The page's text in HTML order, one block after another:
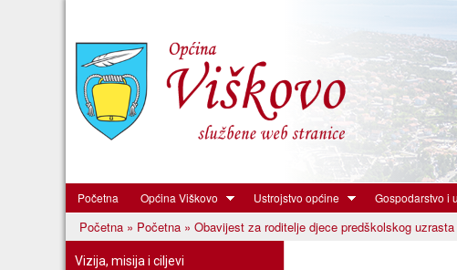
Općina
Viškovo
Početna Općina Viškovo Ustrojstvo općine Gospodarstvo i
Vi ste ovdje
Početna » Početna » Obavijest za roditelje djece predškolskog
Vizija, misija i ciljevi